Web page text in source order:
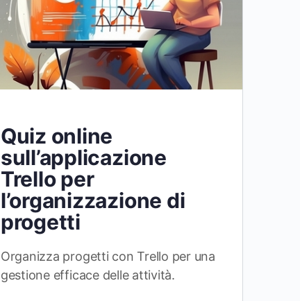
Quiz online
sull’applicazione
Trello per
l’organizzazione di
progetti
Organizza progetti con Trello per una
gestione efficace delle attività.